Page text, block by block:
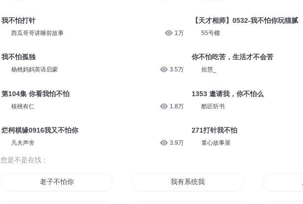
我不怕打针
西瓜哥哥讲睡前故事 1万
我不怕孤独
杨桃妈妈英语启蒙 3.5万
第104集 你看我怕不怕
核桃有仁 1.8万
烂柯棋缘0916我又不怕你
凡夫声舍 3.9万
【天才相师】0532-我不怕你玩猫腻
55号棚
你不怕吃苦，生活才不会苦
拾慧_
1353 邀请我，你不怕么
酷匠听书
271打针我不怕
童心故事屋
您是不是在找：
老子不怕你 我有系统我怕过谁